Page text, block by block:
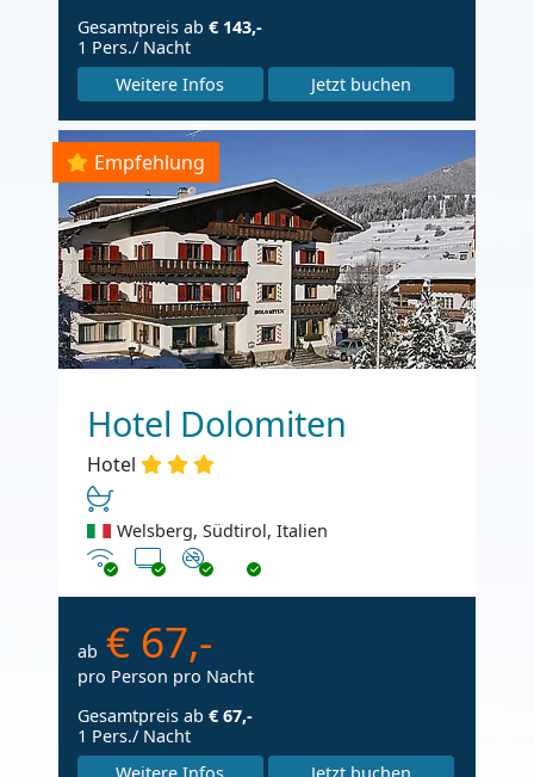
Gesamtpreis ab € 143,-
1 Pers./ Nacht
Weitere Infos
Jetzt buchen
Empfehlung
Hotel Dolomiten
Hotel
Welsberg, Südtirol, Italien
Internet
TV Nichtraucher
ab € 67,-
pro Person pro Nacht
Gesamtpreis ab € 67,-
1 Pers./ Nacht